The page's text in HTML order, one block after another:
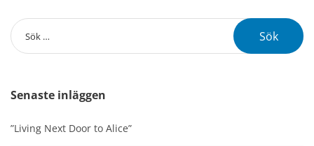
Senaste inläggen
”Living Next Door to Alice”